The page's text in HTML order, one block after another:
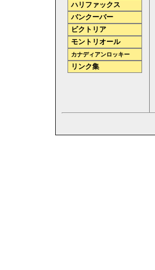
ハリファックス
バンクーバー
ビクトリア
モントリオール
カナディアンロッキー
リンク集